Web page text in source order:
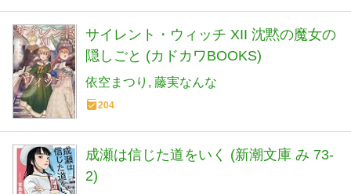
サイレント・ウィッチ XII 沈黙の魔女の
隠しごと (カドカワBOOKS)
依空まつり 藤実なんな
204
成瀬は信じた道をいく (新潮文庫 み 73-
2)